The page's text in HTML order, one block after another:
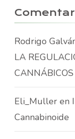
Rodrigo
LA
CANNÁBICOS
Eli_Muller en
Cannabinoide